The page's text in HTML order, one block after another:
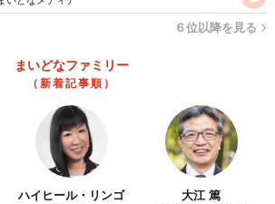
６位以降を見る
まいどなファミリー
（新着記事順）
ハイヒール・リンゴ 大江 篤